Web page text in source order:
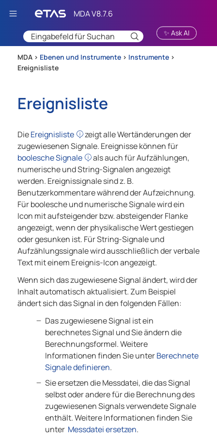
Zu Hauptinhalt springen
✨ Ask AI
MDA > Ebenen und Instrumente > Instrumente >
Ereignisliste
Ereignisliste
DieEreignisliste
zeigt alle Wertänderungen der
zugewiesenen Signale. Ereignisse können für
boolesche Signale
als auch für Aufzählungen,
numerische und String-Signalen angezeigt
werden. Ereignissignale sind z. B.
Benutzerkommentare während der Aufzeichnung.
Für boolesche und numerische Signale wird ein
Icon mit aufsteigender bzw. absteigender Flanke
angezeigt, wenn der physikalische Wert gestiegen
oder gesunken ist. Für String-Signale und
Aufzählungssignale wird ausschließlich der verbale
Text mit einem Ereignis-Icon angezeigt.
Wenn sich das zugewiesene Signal ändert, wird der
Inhalt automatisch aktualisiert. Zum Beispiel
ändert sich das Signal in den folgenden Fällen:
Das zugewiesene Signal ist ein
berechnetes Signal und Sie ändern die
Berechnungsformel. Weitere
Informationen finden Sie unterBerechnete
Signale definieren.
Sie ersetzen die Messdatei, die das Signal
selbst oder andere für die Berechnung des
zugewiesenen Signals verwendete Signale
enthält. Weitere Informationen finden Sie
unter Messdatei ersetzen.